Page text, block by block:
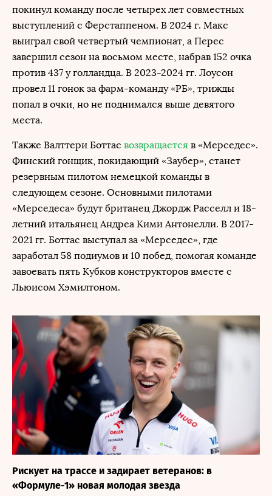
покинул команду после четырех лет совместных
выступлений с Ферстаппеном. В 2024 г. Макс
выиграл свой четвертый чемпионат, а Перес
завершил сезон на восьмом месте, набрав 152 очка
против 437 у голландца. В 2023-2024 гг. Лоусон
провел 11 гонок за фарм-команду «РБ», трижды
попал в очки, но не поднимался выше девятого
места.
Также Валттери Боттас возвращается в «Мерседес».
Финский гонщик, покидающий «Заубер», станет
резервным пилотом немецкой команды в
следующем сезоне. Основными пилотами
«Мерседеса» будут британец Джордж Расселл и 18-
летний итальянец Андреа Кими Антонелли. В 2017-
2021 гг. Боттас выступал за «Мерседес», где
заработал 58 подиумов и 10 побед, помогая команде
завоевать пять Кубков конструкторов вместе с
Льюисом Хэмилтоном.
Рискует на трассе и задирает ветеранов: в
«Формуле-1» новая молодая звезда